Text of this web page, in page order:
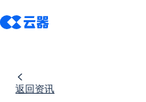
返回资讯